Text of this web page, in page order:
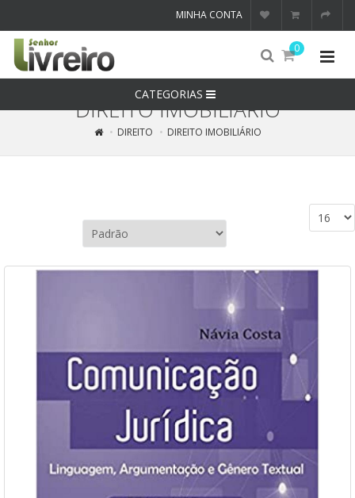
MINHA CONTA
0
CATEGORIAS
DIREITO IMOBILIÁRIO
DIREITO DIREITO IMOBILIÁRIO